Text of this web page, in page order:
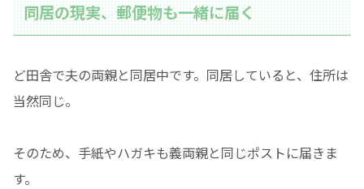
同居の現実、郵便物も一緒に届く
ど田舎で夫の両親と同居中です。同居していると、住所は
当然同じ。
そのため、手紙やハガキも義両親と同じポストに届きま
す。